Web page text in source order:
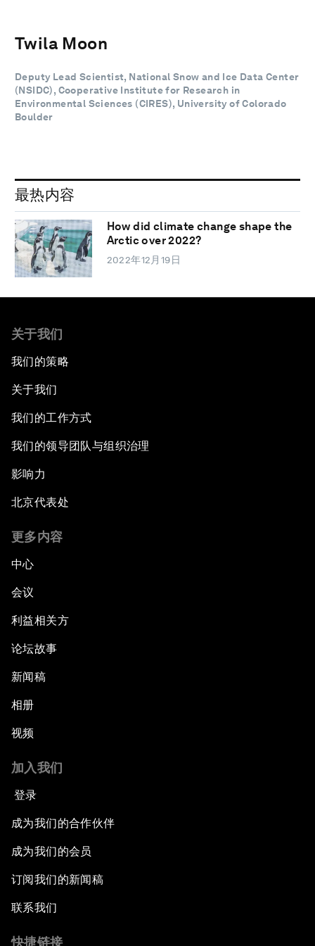
Twila Moon
Deputy Lead Scientist, National Snow and Ice Data Center
(NSIDC), Cooperative Institute for Research in
Environmental Sciences (CIRES), University of Colorado
Boulder
最热内容
How did climate change shape the
Arctic over 2022?
2022年12月19日
关于我们
我们的策略
关于我们
我们的工作方式
我们的领导团队与组织治理
影响力
北京代表处
更多内容
中心
会议
利益相关方
论坛故事
新闻稿
相册
视频
加入我们
登录
成为我们的合作伙伴
成为我们的会员
订阅我们的新闻稿
联系我们
快捷链接